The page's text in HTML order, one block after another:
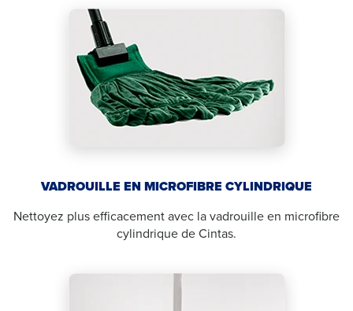
VADROUILLE EN MICROFIBRE CYLINDRIQUE
Nettoyez plus efficacement avec la vadrouille en microfibre
cylindrique de Cintas.